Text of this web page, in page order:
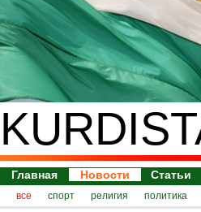
Главная Новости Статьи
все спорт религия политика